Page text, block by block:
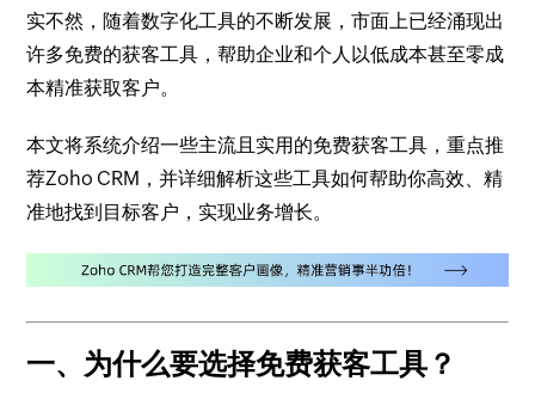
实不然，随着数字化工具的不断发展，市面上已经涌现出
许多免费的获客工具，帮助企业和个人以低成本甚至零成
本精准获取客户。
本文将系统介绍一些主流且实用的免费获客工具，重点推
荐Zoho CRM，并详细解析这些工具如何帮助你高效、精
准地找到目标客户，实现业务增长。
一、为什么要选择免费获客工具？